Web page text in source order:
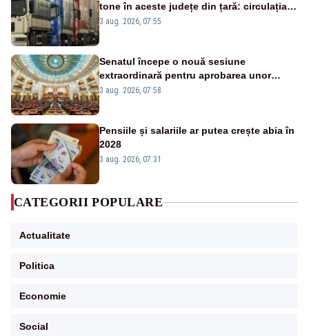
tone în aceste județe din țară: circulația
este interzisă luni, între orele 12:00 și
3 aug. 2026, 07:55
Senatul începe o nouă sesiune
extraordinară pentru aprobarea unor
jaloane din PNRR
3 aug. 2026, 07:58
Pensiile și salariile ar putea crește abia în
2028
3 aug. 2026, 07:31
CATEGORII POPULARE
Actualitate
Politica
Economie
Social